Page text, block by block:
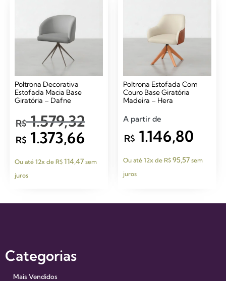
Poltrona Decorativa
Estofada Macia Base
Giratória – Dafne
R$1.579,32
R$ 1.373,66
Ou até 12x de R$ 114,47 sem
juros
Poltrona Estofada Com
Couro Base Giratória
Madeira – Hera
A partir de
R$ 1.146,80
Ou até 12x de R$ 95,57 sem
juros
Categorias
Mais Vendidos